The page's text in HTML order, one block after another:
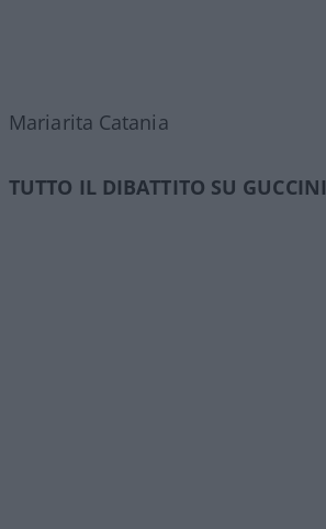
Mariarita Catania
TUTTO IL DIBATTITO SU GUCCINI